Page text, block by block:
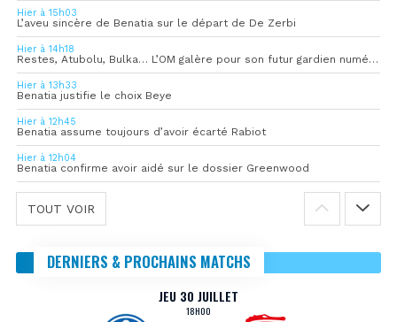
Hier à 15h03
L’aveu sincère de Benatia sur le départ de De Zerbi
Hier à 14h18
Restes, Atubolu, Bulka… L’OM galère pour son futur gardien numéro 1
Hier à 13h33
Benatia justifie le choix Beye
Hier à 12h45
Benatia assume toujours d’avoir écarté Rabiot
Hier à 12h04
Benatia confirme avoir aidé sur le dossier Greenwood
TOUT VOIR
DERNIERS & PROCHAINS MATCHS
JEU 30 JUILLET
18H00